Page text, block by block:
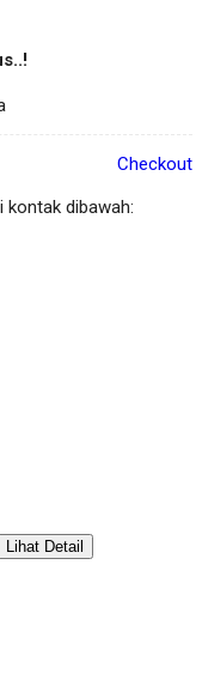
Checkout
kontak dibawah:
Lihat Detail